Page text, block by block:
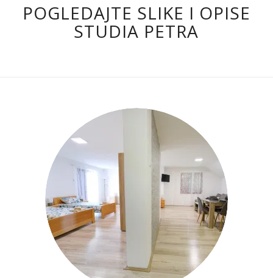
POGLEDAJTE SLIKE I OPISE
STUDIA PETRA